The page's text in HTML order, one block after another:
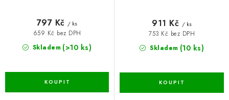
Skladem (>10 ks)
659 Kč bez DPH
797 Kč / ks
Skladem (10 ks)
753 Kč bez DPH
911 Kč / ks